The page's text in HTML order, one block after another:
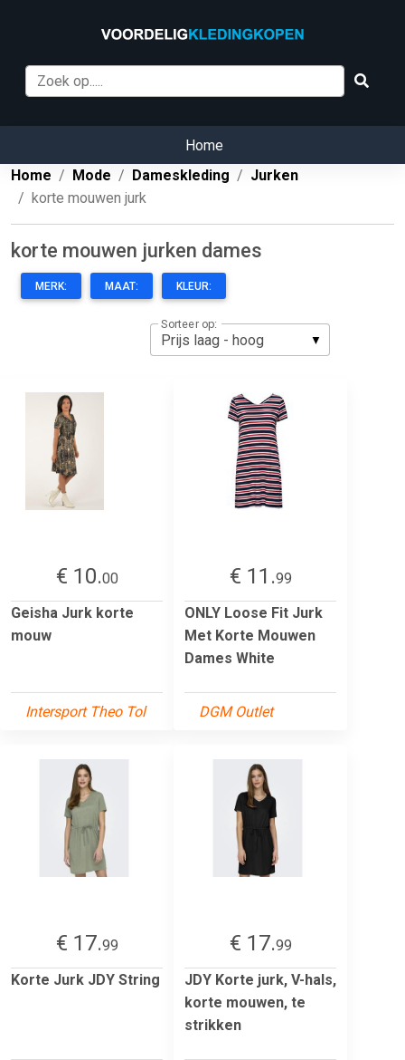
Home
Home
Mode Dameskleding
Jurken
korte mouwen jurk
korte mouwen jurken dames
MERK: MAAT: KLEUR:
Sorteer op:
€ 10.00
Geisha Jurk korte
mouw
Intersport Theo Tol
€ 11.99
ONLY Loose Fit Jurk
Met Korte Mouwen
Dames White
DGM Outlet
€ 17.99
Korte Jurk JDY String
€ 17.99
JDY Korte jurk, V-hals,
korte mouwen, te
strikken